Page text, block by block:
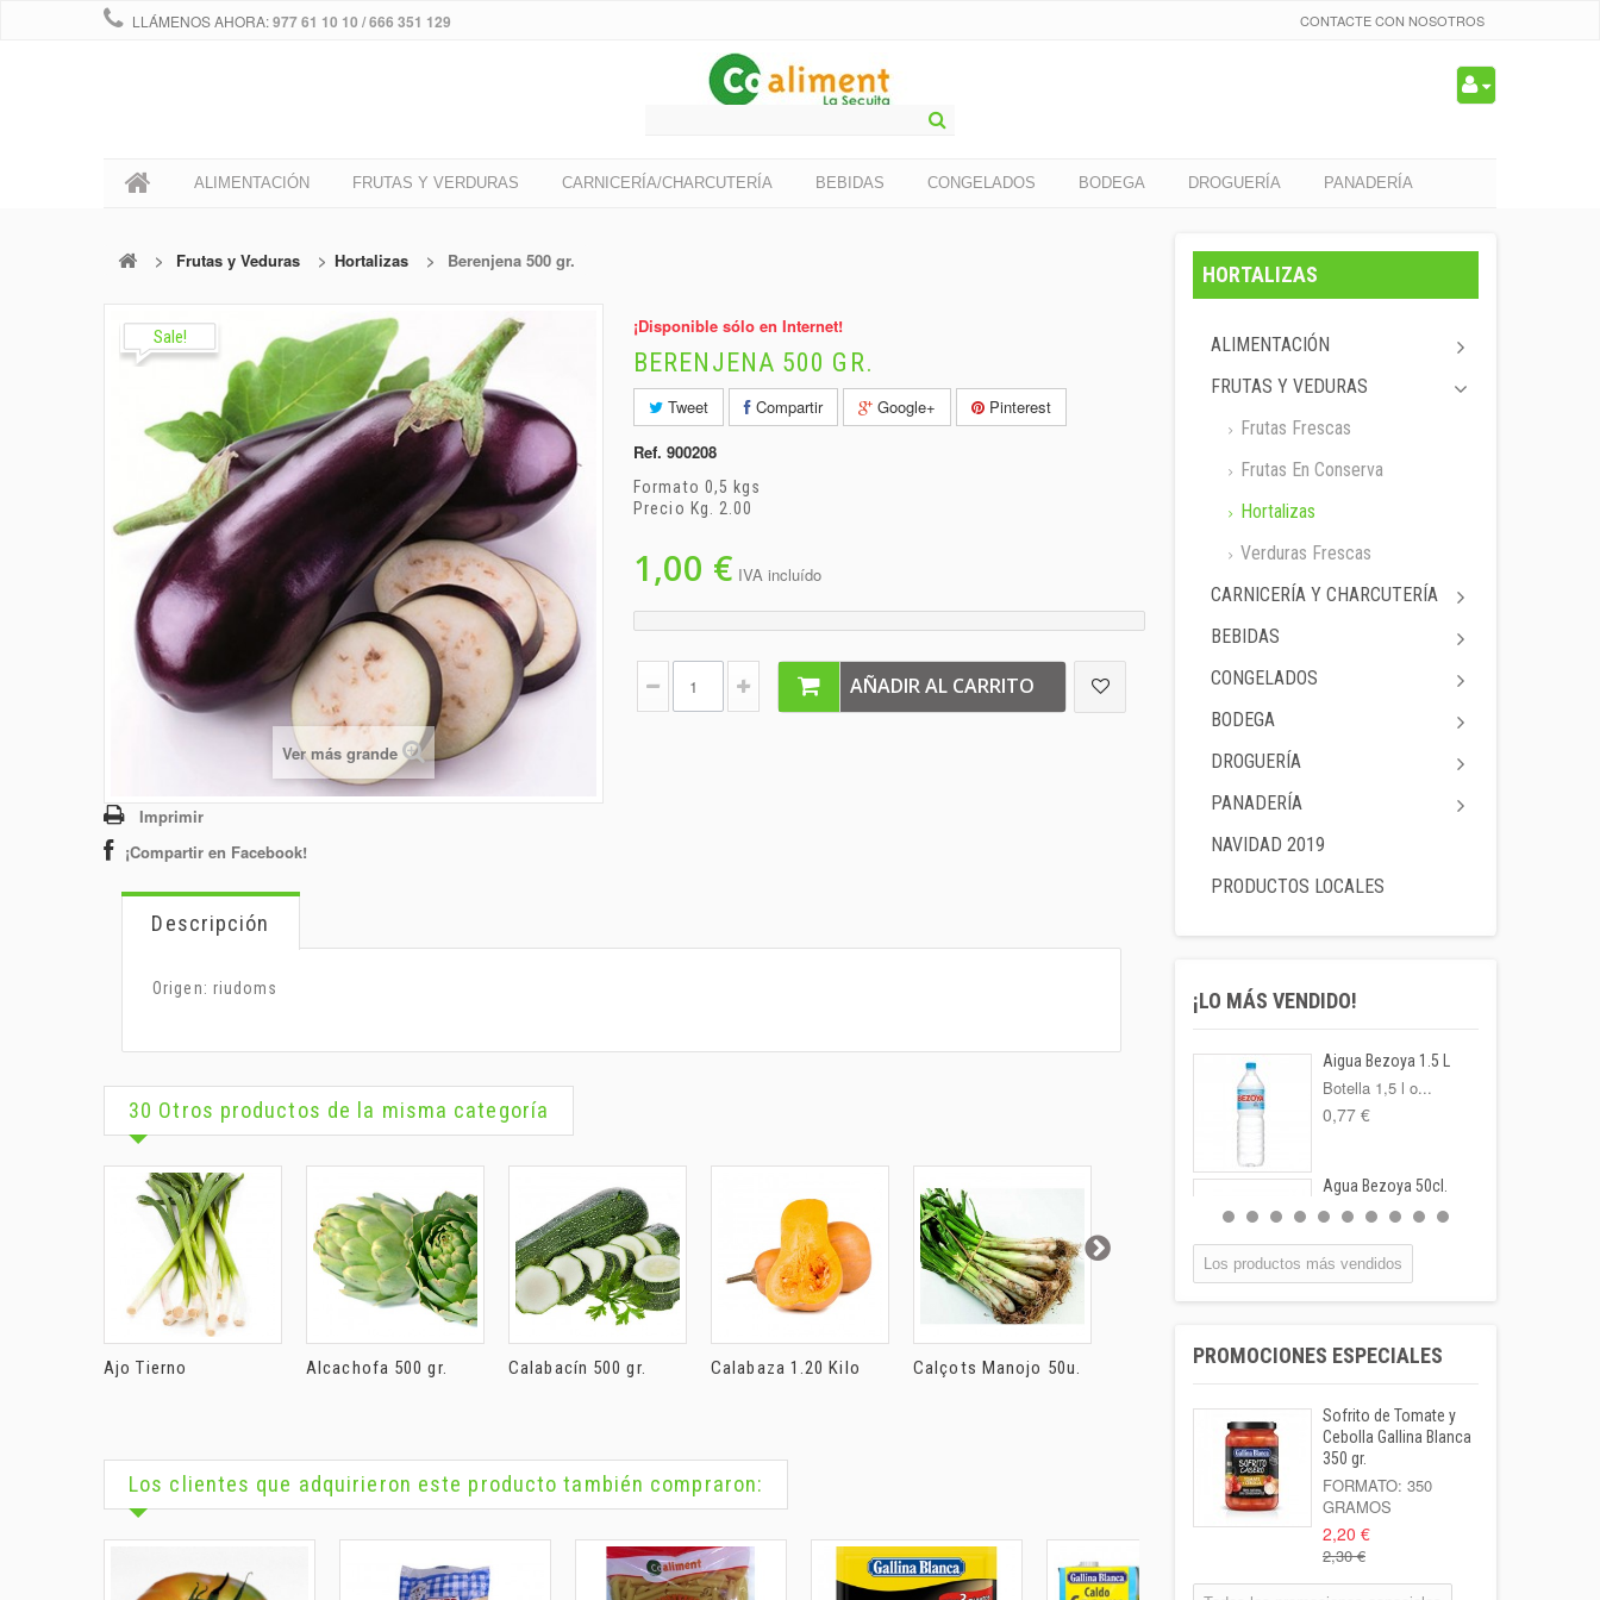
CONTACTE CON NOSOTROS
LLÁMENOS AHORA:977 61 10 10 / 666 351 129
ALIMENTACIÓN FRUTAS Y VERDURAS CARNICERÍA/CHARCUTERÍA BEBIDAS CONGELADOS BODEGA DROGUERÍA PANADERÍA
> Frutas y Veduras > Hortalizas > Berenjena 500 gr.
Sale!
Ver más grande
Imprimir
¡Compartir en Facebook!
¡Disponible sólo en Internet!
BERENJENA 500 GR.
Tweet Compartir Google+
Pinterest
Ref. 900208
Formato 0,5 kgs
Precio Kg. 2.00
1,00 € IVA incluído
AÑADIR AL CARRITO
Descripción
Origen: riudoms
30 Otros productos de la misma categoría
Ajo Tierno Alcachofa 500 gr. Calabacín 500 gr. Calabaza 1.20 Kilo Calçots Manojo 50u. Cebolla 1 Kilo
Cebolla Figueras 500
Los clientes que adquirieron este producto también compraron:
HORTALIZAS
ALIMENTACIÓN
FRUTAS Y VEDURAS
Frutas Frescas
Frutas En Conserva
Hortalizas
Verduras Frescas
CARNICERÍA Y CHARCUTERÍA
BEBIDAS
CONGELADOS
BODEGA
DROGUERÍA
PANADERÍA
NAVIDAD 2019
PRODUCTOS LOCALES
¡LO MÁS VENDIDO!
Aigua Bezoya 1.5 L
Botella 1,5 l o...
0,77 €
Agua Bezoya 50cl.
FORMATO:
0,55 €
Lata 33cl
Leche Coaliment
Semidesnatada
Botella 1l o...
1,02 €
Patata Kenebeck 1
Kilo
Los productos más vendidos
PROMOCIONES ESPECIALES
Sofrito de Tomate y
Cebolla Gallina Blanca
350 gr.
FORMATO: 350
GRAMOS
2,20 €
2,30 €